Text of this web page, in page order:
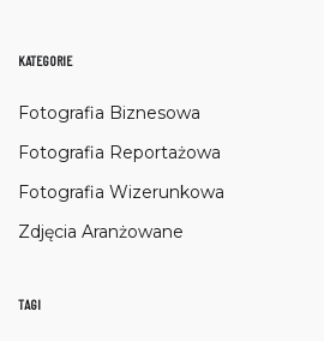
KATEGORIE
Fotografia Biznesowa
Fotografia Reportażowa
Fotografia Wizerunkowa
Zdjęcia Aranżowane
TAGI